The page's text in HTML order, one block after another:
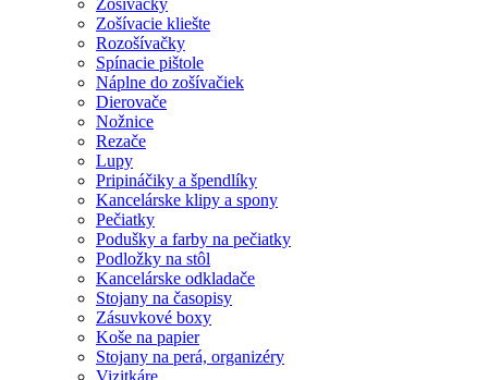
Zošívačky
Zošívacie kliešte
Rozošívačky
Spínacie pištole
Náplne do zošívačiek
Dierovače
Nožnice
Rezače
Lupy
Pripináčiky a špendlíky
Kancelárske klipy a spony
Pečiatky
Podušky a farby na pečiatky
Podložky na stôl
Kancelárske odkladače
Stojany na časopisy
Zásuvkové boxy
Koše na papier
Stojany na perá, organizéry
Vizitkáre